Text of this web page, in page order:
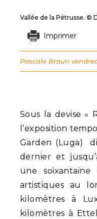
Sous la devise «
l’exposition
Garden (Luga)
dernier et
une
artistiques au
kilomètres à
kilomètres à
Vallée de la Pétrusse. ©
Imprimer
Pascale Braun